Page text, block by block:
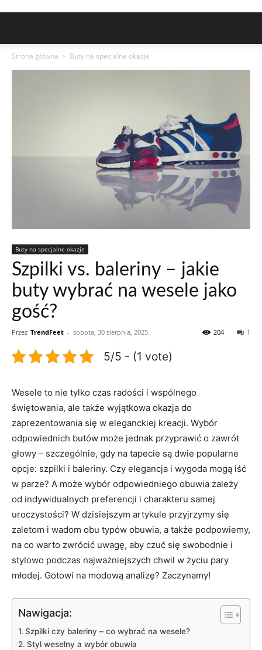
Strona główna Buty na specjalne okazje
Buty na specjalne okazje
Szpilki vs. baleriny – jakie
buty wybrać na wesele jako
gość?
Przez TrendFeet - sobota, 30 sierpnia, 2025 1
204
5/5 - (1 vote)
Wesele to nie tylko czas radości i wspólnego
świętowania, ale także wyjątkowa okazja do
zaprezentowania się w eleganckiej kreacji. Wybór
odpowiednich butów może jednak przyprawić o zawrót
głowy – szczególnie, gdy na tapecie są dwie popularne
opcje: szpilki i baleriny. Czy elegancja i wygoda mogą iść
w parze? A może wybór odpowiedniego obuwia zależy
od indywidualnych preferencji i charakteru samej
uroczystości? W dzisiejszym artykule przyjrzymy się
zaletom i wadom obu typów obuwia, a także podpowiemy,
na co warto zwrócić uwagę, aby czuć się swobodnie i
stylowo podczas najważniejszych chwil w życiu pary
młodej. Gotowi na modową analizę? Zaczynamy!
Nawigacja:
Szpilki czy baleriny – co wybrać na wesele?
Styl weselny a wybór obuwia